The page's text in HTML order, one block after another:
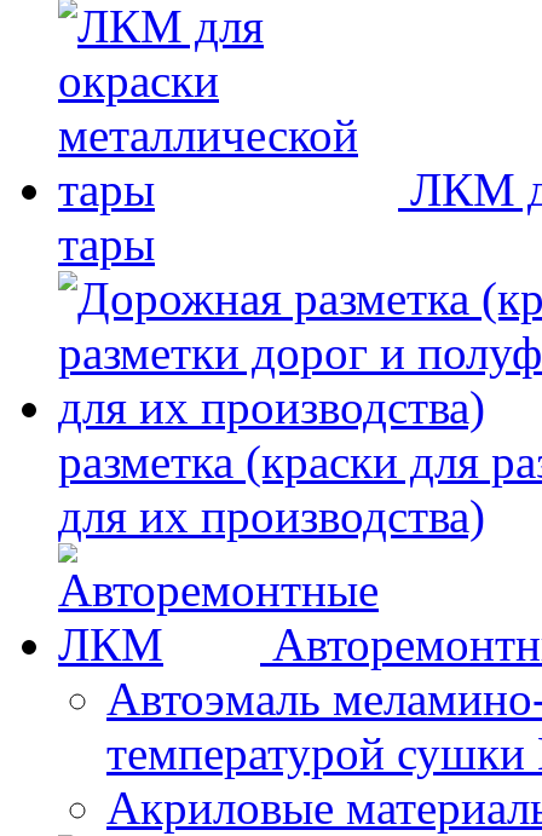
ЛКМ
тары
разметка (краски для
для их производства)
Автоэмаль
температурой
Акриловые